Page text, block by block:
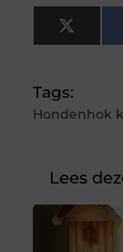
X
Tags:
Hondenhok
Lees